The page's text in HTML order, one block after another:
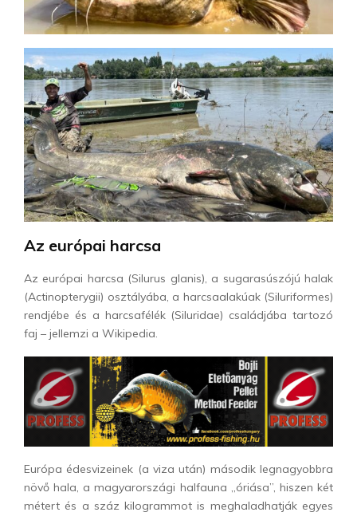
Az európai harcsa
Az európai harcsa (Silurus glanis), a sugarasúszójú halak
(Actinopterygii) osztályába, a harcsaalakúak (Siluriformes)
rendjébe és a harcsafélék (Siluridae) családjába tartozó
faj – jellemzi a Wikipedia.
Európa édesvizeinek (a viza után) második legnagyobbra
növő hala, a magyarországi halfauna „óriása”, hiszen két
métert és a száz kilogrammot is meghaladhatják egyes